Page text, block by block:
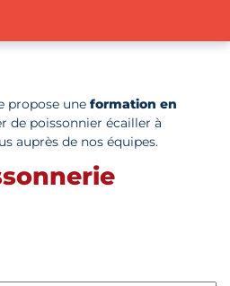
propose une formation en
de poissonnier écailler à
auprès de nos équipes.